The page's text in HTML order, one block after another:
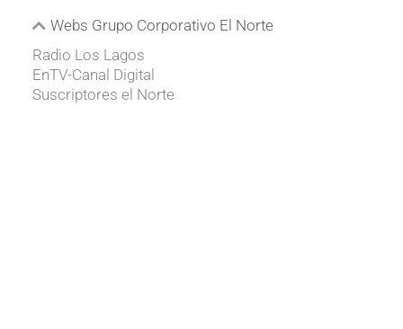
Webs Grupo Corporativo El Norte
Radio Los Lagos
EnTV-Canal Digital
Suscriptores el Norte